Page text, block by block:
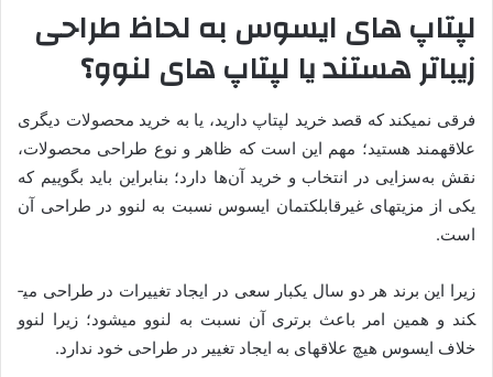
لپ­تاپ های ایسوس به لحاظ طراحی
زیباتر هستند یا لپ­تاپ­ های لنوو؟
فرقی نمی­کند که قصد خرید لپ­تاپ دارید، یا به خرید محصولات دیگری
علاقه­مند هستید؛ مهم این است که ظاهر و نوع ­طراحی محصولات،
نقش به‌سزایی در انتخاب و خرید آن‌ها دارد؛ بنابراین باید بگوییم که
یکی از مزیت­های غیرقابل­کتمان ایسوس نسبت به لنوو در طراحی آن
است.
زیرا این برند هر دو سال یک­بار سعی در ایجاد تغییرات در طراحی می­
کند و همین امر باعث برتری آن نسبت به لنوو می­شود؛ زیرا لنوو
خلاف ایسوس هیچ علاقه­ای به ایجاد تغییر در طراحی خود ندارد.